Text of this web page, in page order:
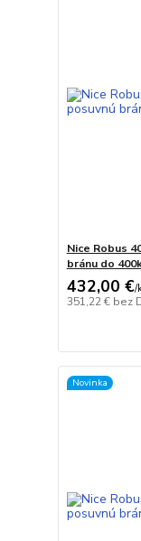
Nice Robus
bránu do
432,00 €/
351,22 € bez
Novinka